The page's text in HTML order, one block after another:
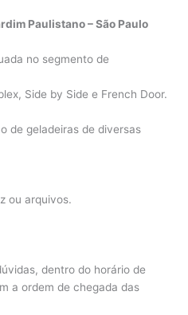
Paulistano – São Paulo
no segmento de
Side by Side e French Door.
de geladeiras de diversas
ou arquivos.
dentro do horário de
a ordem de chegada das